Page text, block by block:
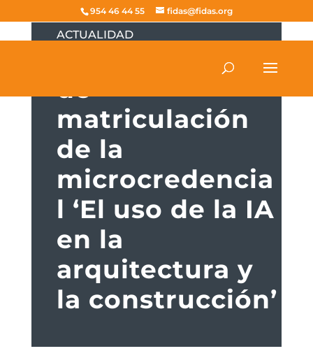
954 46 44 55 fidas@fidas.org
ACTUALIDAD
Abierto el plazo
de
matriculación
de la
microcredencia
l ‘El uso de la IA
en la
arquitectura y
la construcción’